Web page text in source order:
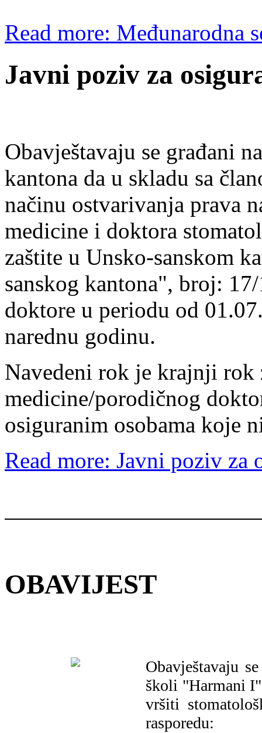
Read more: Međunarodna
Javni poziv za
Obavještavaju se građani
kantona da u skladu sa
načinu ostvarivanja prava
medicine i doktora
zaštite u Unsko-sanskom
sanskog kantona", broj:
doktore u periodu od
narednu godinu.
Navedeni rok je krajnji rok
medicine/porodičnog
osiguranim osobama koje
Read more: Javni poziv za
OBAVIJEST
Obavještavaju
školi "Harmani
vršiti
rasporedu: